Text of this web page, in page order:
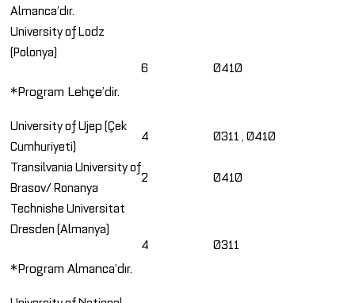
Almanca’dır.
University of Lodz
(Polonya)
*Program Lehçe’dir.
6 0410
University of Ujep (Çek
Cumhuriyeti)
4
0311 , 0410
Transilvania University of
Brasov/ Ronanya
2
0410
Technishe Universitat
Dresden (Almanya)
*Program Almanca’dır.
4 0311